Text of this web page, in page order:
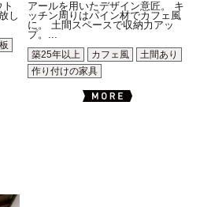
し
アールを用いたデザイン意匠。 キ
ッチン周りはパイン材でカフェ風
に。 土間スペースで収納力アッ
プ。...
築25年以上
カフェ風
土間あり
作り付けの家具